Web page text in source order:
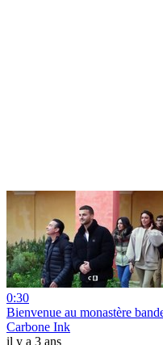
0:30
Bienvenue au monastère
Carbone Ink
il y a 3 ans